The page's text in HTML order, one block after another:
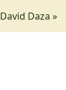
David Daza »